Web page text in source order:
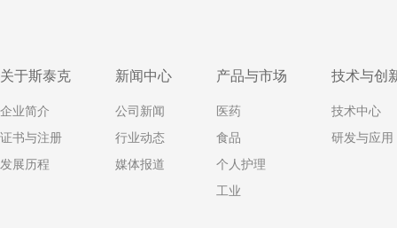
关于斯泰克
企业简介
证书与注册
发展历程
新闻中心
公司新闻
行业动态
媒体报道
产品与市场
医药
食品
个人护理
工业
技术与创
技术中心
研发与应用